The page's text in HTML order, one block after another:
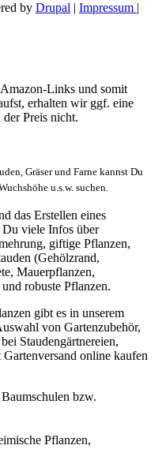
by Drupal | Impressum |
Links und somit
erhalten wir ggf. eine
Preis nicht.
Gräser und Farne kannst Du
u.s.w. suchen.
das Erstellen eines
Du viele Infos über
giftige Pflanzen,
(Gehölzrand,
Mauerpflanzen,
robuste Pflanzen.
gibt es in unserem
von Gartenzubehör,
Staudengärtnereien,
online kaufen
bzw.
Pflanzen,